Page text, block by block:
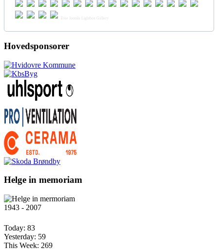
Free Joomla Lightbox Gallery
Hovedsponsorer
Helge in memoriam
1943 - 2007
Today: 83
Yesterday: 59
This Week: 269